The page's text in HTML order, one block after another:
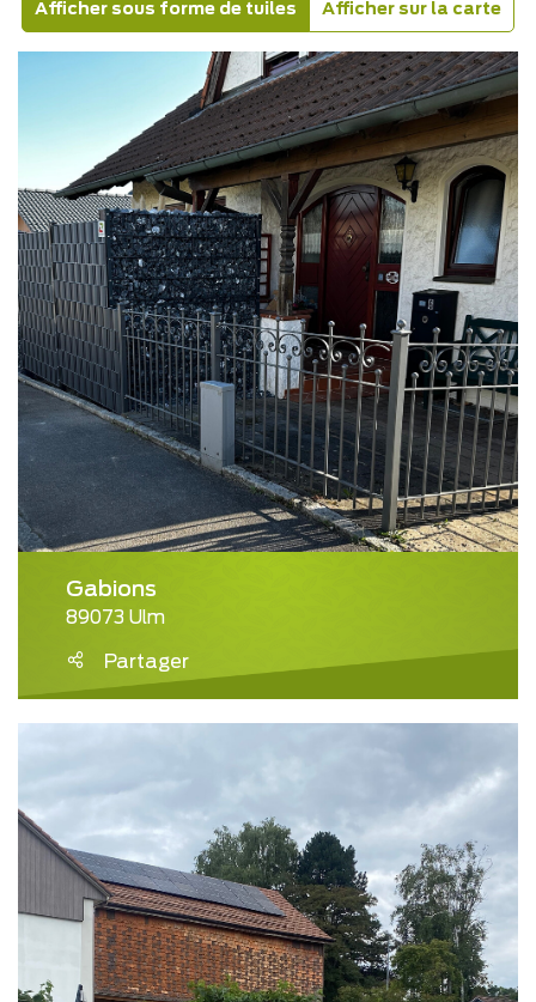
Afficher sous forme de tuiles Afficher sur la carte
Gabions
89073 Ulm
Partager